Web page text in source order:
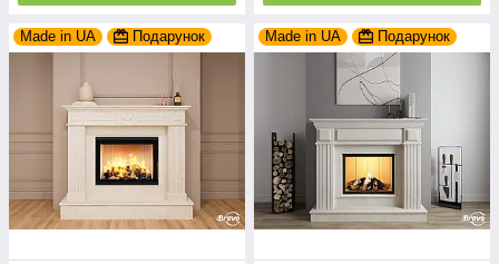
Made in UA Подарунок Made in UA Подарунок